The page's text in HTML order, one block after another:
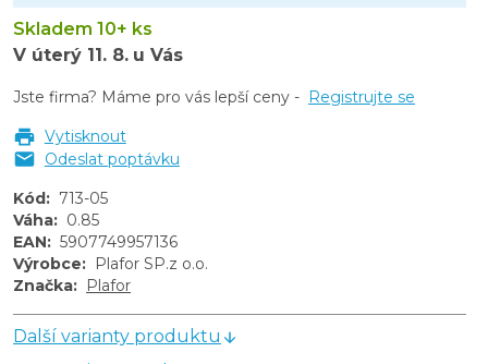
Skladem 10+ ks
V úterý 11. 8. u Vás
Jste firma? Máme pro vás lepší ceny - Registrujte se
Vytisknout
Odeslat poptávku
Kód : 713-05
Váha: 0.85
EAN: 5907749957136
Výrobce:
Plafor SP.z o.o.
Značka: Plafor
Další varianty produktu